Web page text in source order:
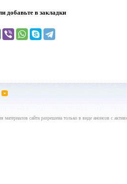
добавьте в закладки
материалов сайта разрешена только в виде анонсов с